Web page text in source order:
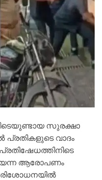
സുരക്ഷാ
പ്രതികളുടെ വാദം
ആരോപണം